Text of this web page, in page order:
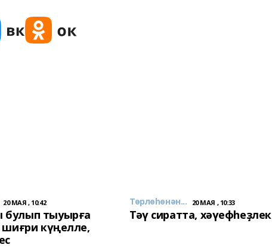
20 МАЯ , 10:42
булып тыуырға
шиғри күңелле,
Төрлөһөнән... 20 МАЯ , 10:33
Тәү сиратта, хәүефһеҙлек